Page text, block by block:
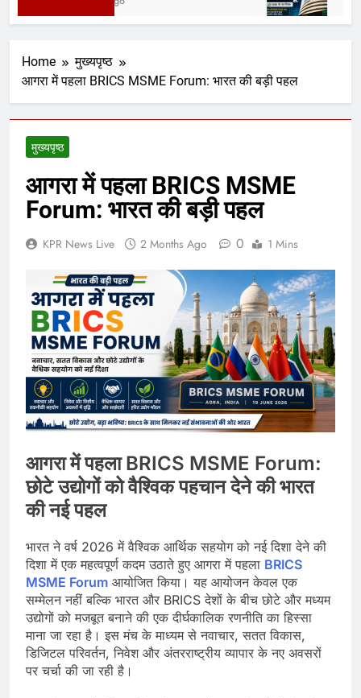
Home
मुख्यपृष्ठ
आगरा में पहला BRICS MSME Forum: भारत की बड़ी पहल
मुख्यपृष्ठ
आगरा में पहला BRICS MSME
Forum: भारत की बड़ी पहल
KPR News Live 2 Months Ago 0 1 Mins
आगरा में पहला BRICS MSME Forum:
छोटे उद्योगों को वैश्विक पहचान देने की भारत
की नई पहल
भारत ने वर्ष 2026 में वैश्विक आर्थिक सहयोग को नई दिशा देने की
दिशा में एक महत्वपूर्ण कदम उठाते हुए आगरा में पहला BRICS
MSME Forum आयोजित किया। यह आयोजन केवल एक
सम्मेलन नहीं बल्कि भारत और BRICS देशों के बीच छोटे और मध्यम
उद्योगों को मजबूत बनाने की एक दीर्घकालिक रणनीति का हिस्सा
माना जा रहा है। इस मंच के माध्यम से नवाचार, सतत विकास,
डिजिटल परिवर्तन, निवेश और अंतरराष्ट्रीय व्यापार के नए अवसरों
पर चर्चा की जा रही है।